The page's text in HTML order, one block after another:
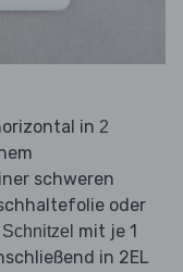
in 2
schweren
oder
Schnitzel mit je 1
in 2EL